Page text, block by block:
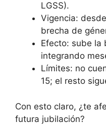
LGSS).
Vigencia:
brecha de
Efecto: sube la
integrando
Límites: no
15; el resto
Con esto claro, ¿te
futura jubilación?